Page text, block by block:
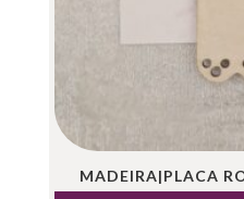
MADEIRA|PLACA